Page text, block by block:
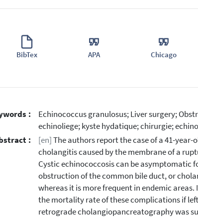
BibTex APA Chicago
:
Echinococcus granulosus; Liver surgery;
echinoliege; kyste hydatique; chirurgie;
:
[en]The authors report the case of a 41-
cholangitis caused by the membrane of a
Cystic echinococcosis can be asymptomatic
obstruction of the common bile duct, or
whereas it is more frequent in endemic
the mortality rate of these complications if
retrograde cholangiopancreatography was